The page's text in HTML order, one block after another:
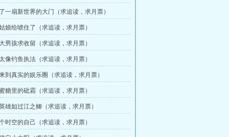
一扇新世界的大门（求追读，求月票）
娘给唬住了（求追读，求月票）
男孩求收留（求追读，求月票）
像钓鱼执法（求追读，求月票）
到真实的娱乐圈（求追读，求月票）
糖里的砒霜（求追读，求月票）
雄如过江之鲫（求追读，求月票）
时空的自己（求追读，求月票）